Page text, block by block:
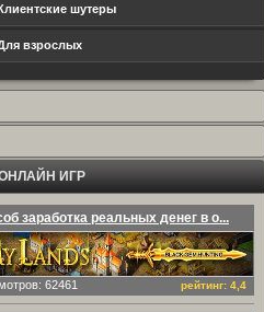
шутеры
взрослых
ИГР
заработка реальных денег в о...
62461 рейтинг: 4,4